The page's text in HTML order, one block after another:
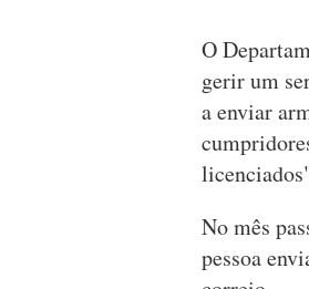
O
gerir um
a enviar
No mês
pessoa